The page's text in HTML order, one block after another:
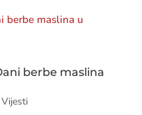
berbe maslina
Vijesti